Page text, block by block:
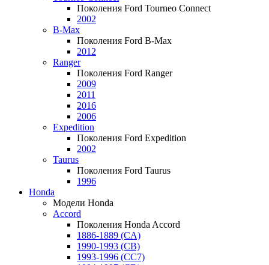
Поколения Ford Tourneo Connect
2002
B-Max
Поколения Ford B-Max
2012
Ranger
Поколения Ford Ranger
2009
2011
2016
2006
Expedition
Поколения Ford Expedition
2002
Taurus
Поколения Ford Taurus
1996
Honda
Модели Honda
Accord
Поколения Honda Accord
1886-1889 (CA)
1990-1993 (CB)
1993-1996 (CC7)